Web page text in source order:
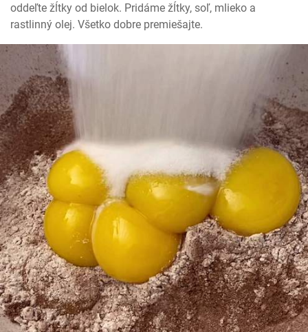
oddeľte žĺtky od bielok. Pridáme žĺtky, soľ, mlieko a
rastlinný olej. Všetko dobre premiešajte.